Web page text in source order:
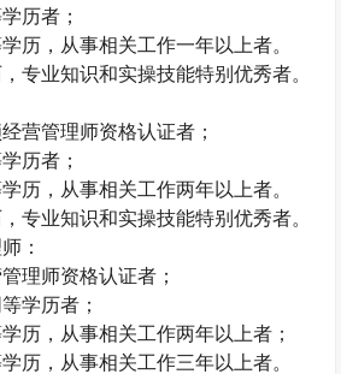
历者；
历，从事相关工作一年以上者。
专业知识和实操技能特别优秀者。
营管理师资格认证者；
历者；
历，从事相关工作两年以上者。
专业知识和实操技能特别优秀者。
：
理师资格认证者；
学历者；
历，从事相关工作两年以上者；
历，从事相关工作三年以上者。